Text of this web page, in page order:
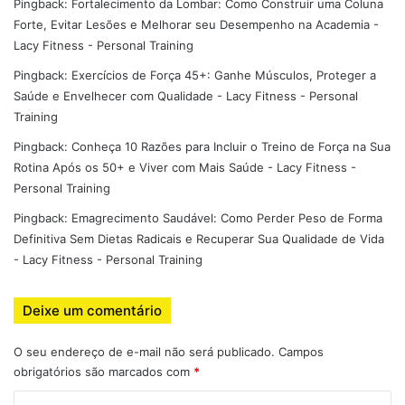
Por que a Espondilólise
acontece?
Diversos fatores podem contribuir para o desenvolvimento
da lesão.
Sobrecarga repetitiva
Movimentos constantes de extensão da coluna aumentam
significativamente o estresse sobre a pars interarticularis.
Musculação
Ginástica artística
Futebol
Pingback: Fortalecimento da Lombar: Como Construir uma Coluna
Forte, Evitar Lesões e Melhorar seu Desempenho na Academia -
Lacy Fitness - Personal Training
Pingback: Exercícios de Força 45+: Ganhe Músculos, Proteger a
Saúde e Envelhecer com Qualidade - Lacy Fitness - Personal
Training
Pingback: Conheça 10 Razões para Incluir o Treino de Força na Sua
Rotina Após os 50+ e Viver com Mais Saúde - Lacy Fitness -
Personal Training
Pingback: Emagrecimento Saudável: Como Perder Peso de Forma
Definitiva Sem Dietas Radicais e Recuperar Sua Qualidade de Vida
- Lacy Fitness - Personal Training
Deixe um comentário
O seu endereço de e-mail não será publicado. Campos
obrigatórios são marcados com *